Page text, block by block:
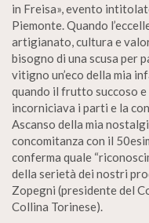
in Freisa», evento
Piemonte. Quando
artigianato, cultura e
bisogno di una scusa per
vitigno un’eco della mia
quando il frutto succoso e
incorniciava i parti e la
Ascanso della mia
concomitanza con il
conferma quale
della serietà dei nostri
Zopegni (presidente del
Collina Torinese).